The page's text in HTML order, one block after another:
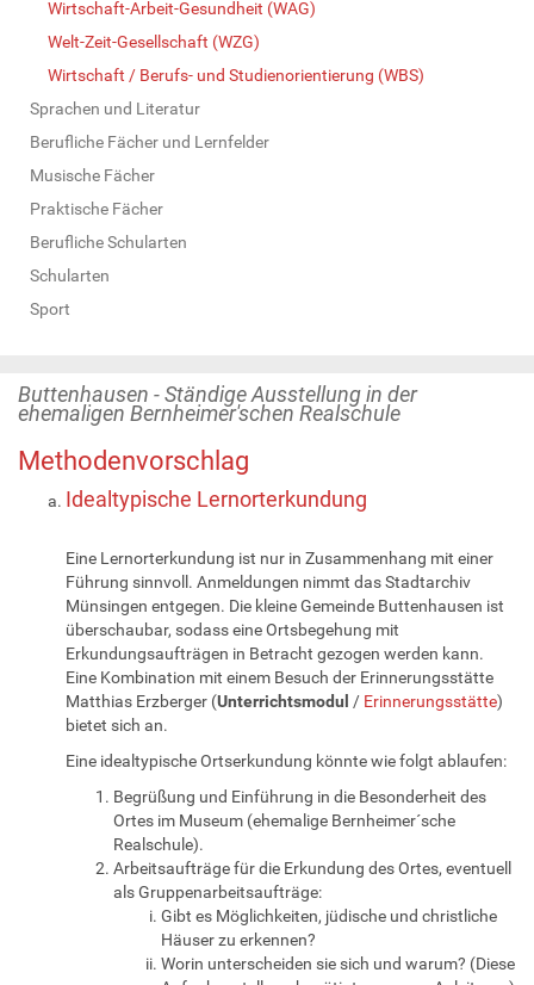
Wirtschaft-Arbeit-Gesundheit (WAG)
Welt-Zeit-Gesellschaft (WZG)
Wirtschaft / Berufs- und Studienorientierung (WBS)
Sprachen und Literatur
Berufliche Fächer und Lernfelder
Musische Fächer
Praktische Fächer
Berufliche Schularten
Schularten
Sport
Buttenhausen - Ständige Ausstellung in der
ehemaligen Bernheimer'schen Realschule
Methodenvorschlag
Idealtypische Lernorterkundung
Eine Lernorterkundung ist nur in Zusammenhang mit einer
Führung sinnvoll. Anmeldungen nimmt das Stadtarchiv
Münsingen entgegen. Die kleine Gemeinde Buttenhausen ist
überschaubar, sodass eine Ortsbegehung mit
Erkundungsaufträgen in Betracht gezogen werden kann.
Eine Kombination mit einem Besuch der Erinnerungsstätte
Matthias Erzberger (Unterrichtsmodul / Erinnerungsstätte)
bietet sich an.
Eine idealtypische Ortserkundung könnte wie folgt ablaufen:
Begrüßung und Einführung in die Besonderheit des
Ortes im Museum (ehemalige Bernheimer´sche
Realschule).
Arbeitsaufträge für die Erkundung des Ortes, eventuell
als Gruppenarbeitsaufträge:
Gibt es Möglichkeiten, jüdische und christliche
Häuser zu erkennen?
Worin unterscheiden sie sich und warum? (Diese